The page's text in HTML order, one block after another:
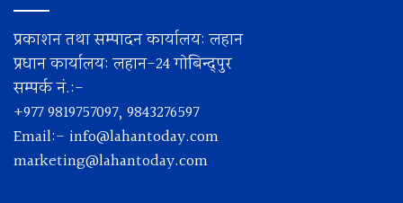
प्रकाशन तथा सम्पादन कार्यालय: लहान
प्रधान कार्यालय: लहान-24 गोबिन्द्पुर
सम्पर्क नं.:-
+977 9819757097, 9843276597
Email:- info@lahantoday.com
marketing@lahantoday.com